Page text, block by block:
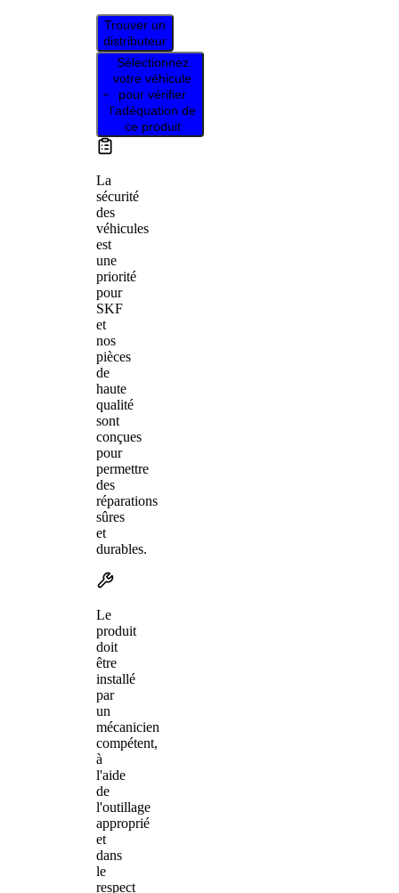
Trouver un
distributeur
Sélectionnez
votre véhicule
pour vérifier
l’adéquation de
ce produit
La
sécurité
des
véhicules
est
une
priorité
pour
SKF
et
nos
pièces
de
haute
qualité
sont
conçues
pour
permettre
des
réparations
sûres
et
durables.
Le
produit
doit
être
installé
par
un
mécanicien
compétent,
à
l'aide
de
l'outillage
approprié
et
dans
le
respect